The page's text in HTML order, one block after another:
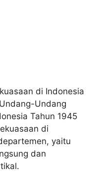
di Indonesia
Undang
Tahun 1945
di
yaitu
dan